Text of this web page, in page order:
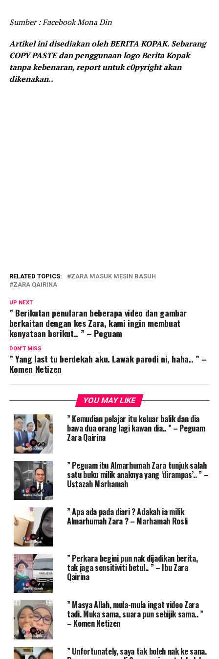
Sumber : Facebook Mona Din
Artikel ini disediakan oleh BERITA KOPAK. Sebarang
COPY PASTE dan penggunaan logo Berita Kopak
tanpa kebenaran, report untuk c0pyright akan
dikenakan..
RELATED TOPICS:
ZARA MASUK MESIN BASUH
ZARA QAIRINA
UP NEXT
” Berikutan penularan beberapa video dan gambar
berkaitan dengan kes Zara, kami ingin membuat
kenyataan berikut.. ” – Peguam
DON'T MISS
” Yang last tu berdekah aku. Lawak parodi ni, haha.. ” –
Komen Netizen
YOU MAY LIKE
” Kemudian pelajar itu keluar balik dan dia
bawa dua orang lagi kawan dia.. ” – Peguam
Zara Qairina
” Peguam ibu Almarhumah Zara tunjuk salah
satu buku milik anaknya yang ‘dirampas’.. ” –
Ustazah Marhamah
” Apa ada pada diari ? Adakah ia milik
Almarhumah Zara ? – Marhamah Rosli
” Perkara begini pun nak dijadikan berita,
tak jaga sensitiviti betul.. ” – Ibu Zara
Qairina
” Masya Allah, mula-mula ingat video Zara
tadi. Muka sama, suara pun sebijik sama.. ”
– Komen Netizen
” Unfortunately, saya tak boleh nak ke sana.